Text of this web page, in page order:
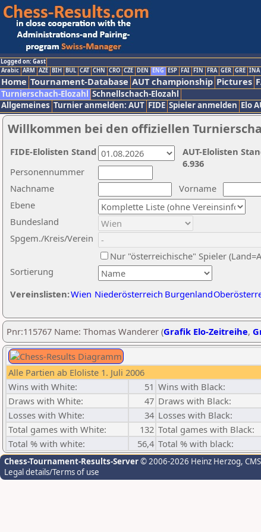
Logged on: Gast
Arabic ARM AZE BIH BUL CAT CHN CRO CZE DEN ENG ESP FAI FIN FRA GER GRE INA
Home Tournament-Database AUT championship Pictures
Turnierschach-Elozahl Schnellschach-Elozahl
Allgemeines Turnier anmelden: AUT FIDE Spieler anmelden Elo
Willkommen bei den offiziellen
Nachname
Vorname
Ebene
Sortierung
Personennummer
Bundesland
Spgem./Kreis/Verein
Nur "österreichische" Spieler
Vereinslisten:Wien Niederösterreich Burgenland
AUT-Elolisten
6.936
FIDE-Elolisten Stand
Pnr:115767 Name: Thomas Wanderer (Grafik Elo-Zeitreihe,
Alle Partien ab Eloliste 1. Juli 2006
Wins with White:
51 Wins with Black:
Draws with White:
47 Draws with Black:
Losses with White:
34 Losses with Black:
Total games with White:
132 Total games with Black:
Total % with white:
56,4 Total % with black:
Chess-Tournament-Results-Server© 2006-2026 Heinz Herzog,
Legal details/Terms of use